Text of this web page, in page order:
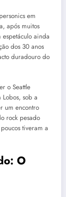
em
após muitos
espetáculo ainda
dos 30 anos
duradouro do
o Seattle
sob a
um encontro
rock pesado
tiveram a
O